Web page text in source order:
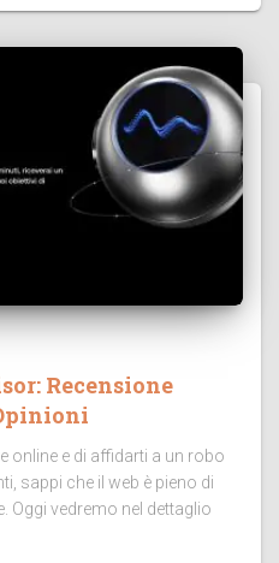
Recensione
online e di affidarti a un robo
sappi che il web è pieno di
Oggi vedremo nel dettaglio